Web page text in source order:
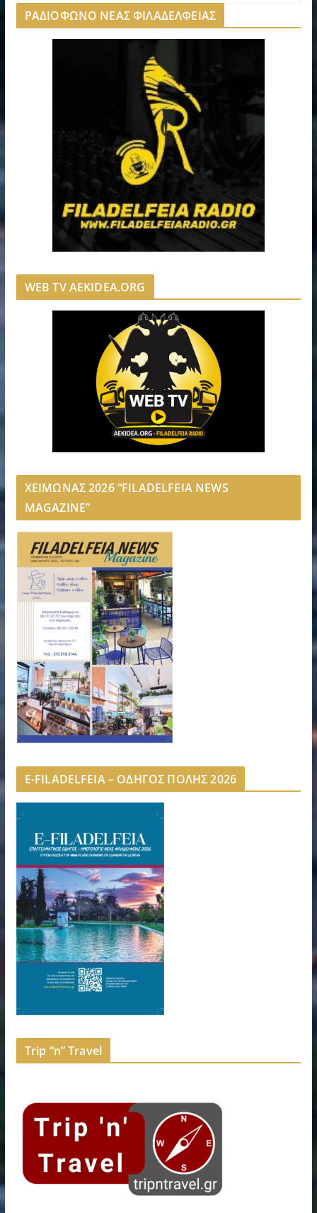
ΡΑΔΙΟΦΩΝΟ ΝΕΑΣ ΦΙΛΑΔΕΛΦΕΙΑΣ
WEB TV AEKIDEA.ORG
ΧΕΙΜΩΝΑΣ 2026 “FILADELFEIA NEWS
MAGAZINE”
E-FILADELFEIA – ΟΔΗΓΟΣ ΠΟΛΗΣ 2026
Trip “n” Travel